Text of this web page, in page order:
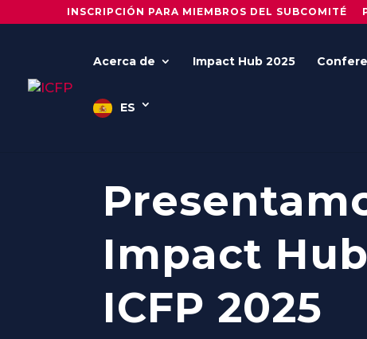
INSCRIPCIÓN PARA MIEMBROS DEL SUBCOMITÉ
Acerca de Impact Hub 2025
ES
Impact
ICFP 2025